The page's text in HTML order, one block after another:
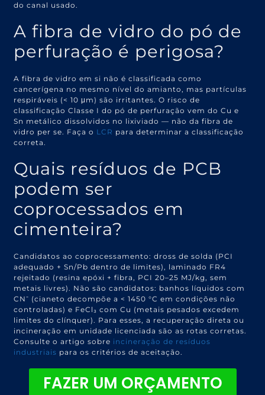
do canal usado.
A fibra de vidro do pó de
perfuração é perigosa?
A fibra de vidro em si não é classificada como
cancerígena no mesmo nível do amianto, mas partículas
respiráveis (< 10 μm) são irritantes. O risco de
classificação Classe I do pó de perfuração vem do Cu e
Sn metálico dissolvidos no lixiviado — não da fibra de
vidro per se. Faça o LCR para determinar a classificação
correta.
Quais resíduos de PCB
podem ser
coprocessados em
cimenteira?
Candidatos ao coprocessamento: dross de solda (PCI
adequado + Sn/Pb dentro de limites), laminado FR4
rejeitado (resina epóxi + fibra, PCI 20–25 MJ/kg, sem
metais livres). Não são candidatos: banhos líquidos com
CN⁻ (cianeto decompõe a < 1450 °C em condições não
controladas) e FeCl₃ com Cu (metais pesados excedem
limites do clínquer). Para esses, a recuperação direta ou
incineração em unidade licenciada são as rotas corretas.
Consulte o artigo sobre incineração de resíduos
industriais para os critérios de aceitação.
FAZER UM ORÇAMENTO